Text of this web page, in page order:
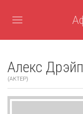
Алекс
(АКТЕР)